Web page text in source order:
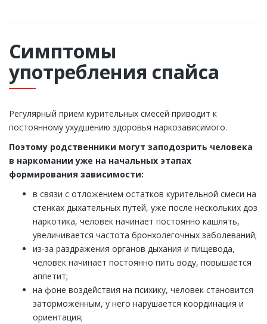
Симптомы
употребления спайса
Регулярный прием курительных смесей приводит к
постоянному ухудшению здоровья наркозависимого.
Поэтому родственники могут заподозрить человека
в наркомании уже на начальных этапах
формирования зависимости:
в связи с отложением остатков курительной смеси на
стенках дыхательных путей, уже после нескольких доз
наркотика, человек начинает постоянно кашлять,
увеличивается частота бронхолегочных заболеваний;
из-за раздражения органов дыхания и пищевода,
человек начинает постоянно пить воду, повышается
аппетит;
на фоне воздействия на психику, человек становится
заторможенным, у него нарушается координация и
ориентация;